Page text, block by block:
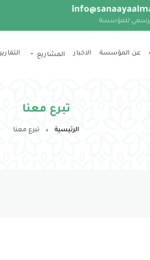
الرسمي للمؤسسة
عن المؤسسة اﻻخبار المشاريع التقارير
تبرع معنا
الرئيسية تبرع معنا